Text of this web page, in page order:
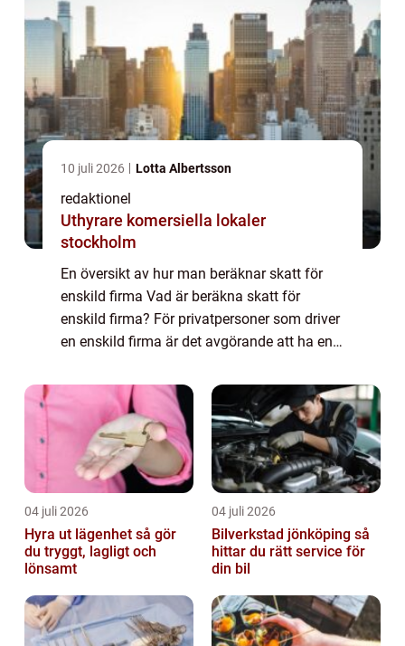
10 juli 2026 Lotta Albertsson
redaktionel
Uthyrare komersiella lokaler
stockholm
En översikt av hur man beräknar skatt för
enskild firma Vad är beräkna skatt för
enskild firma? För privatpersoner som driver
en enskild firma är det avgörande att ha en
beräknar skatt för sin verksamhet.
Beräknin...
04 juli 2026
Hyra ut lägenhet så gör
du tryggt, lagligt och
lönsamt
04 juli 2026
Bilverkstad jönköping så
hittar du rätt service för
din bil